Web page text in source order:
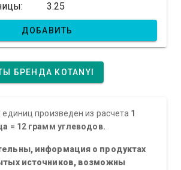
3.25
ДОБАВИТЬ
БРЕНДА KOTANYI
единиц произведен из расчета 1
= 12 грамм углеводов.
информация о продуктах
источников, возможны